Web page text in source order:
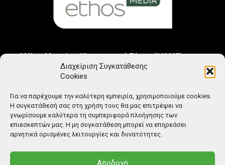
Διαχείριση Συγκατάθεσης
Cookies
Για να παρέχουμε την καλύτερη εμπειρία, χρησιμοποιούμε cookies.
Η συγκατάθεσή σας στη χρήση τους θα μας επιτρέψει να
γνωρίσουμε καλύτερα τη συμπεριφορά πλοήγησης των
επιεσκεπτών μας. Η μη συγκατάθεση μπορεί να επηρεάσει
αρνητικά ορισμένες λειτουργίες και δυνατότητες.
Αποδοχή
Μέλος Μητρώου Ηλεκτρονικού Τύπου (242225)